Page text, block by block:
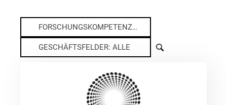
FORSCHUNGSKOMPETENZEN: ALLE
GESCHÄFTSFELDER: ALLE